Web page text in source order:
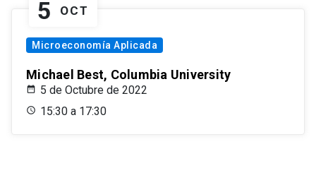
5 OCT
Microeconomía Aplicada
Michael Best, Columbia University
5 de Octubre de 2022
15:30 a 17:30